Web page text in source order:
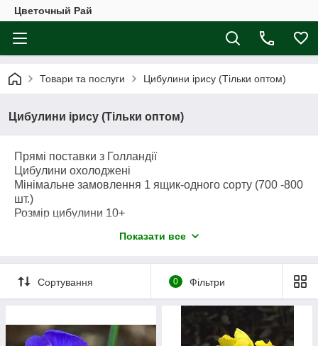
Цветочный Рай
Товари та послуги Цибулини ірису (Тільки оптом)
Цибулини ірису (Тільки оптом)
Прямі поставки з Голландії
Цибулини охолоджені
Мінімальне замовлення 1 ящик-одного сорту (700 -800
шт.)
Розмір цибулини 10+
Відправлення здійснюється з 10 - 20 листопада
Показати все
Сортування 0 Фільтри